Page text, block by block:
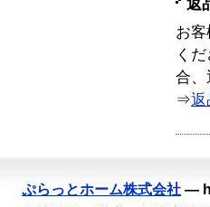
返
お
く
合、
⇒返
ぷらっとホーム株式会社 —